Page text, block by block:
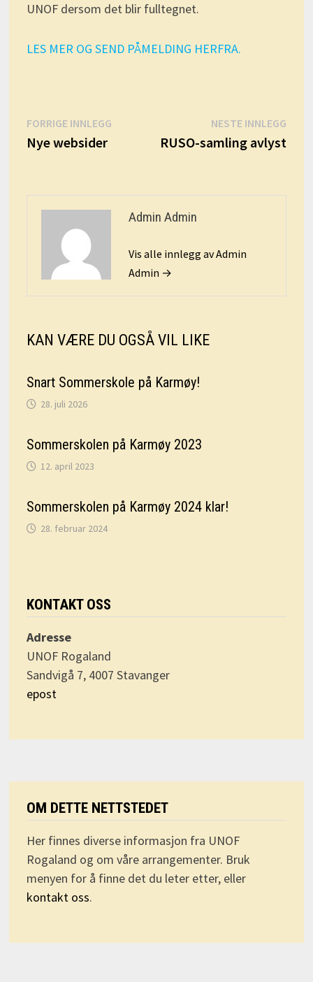
UNOF dersom det blir fulltegnet.
LES MER OG SEND PÅMELDING HERFRA.
Innleggsnavigasjon
FORRIGE INNLEGGForrige
Nye websider
NESTE INNLEGG
RUSO-samling avlyst
Admin Admin
Vis alle innlegg av Admin
Admin →
KAN VÆRE DU OGSÅ VIL LIKE
Snart Sommerskole på Karmøy!
28. juli 2026
Sommerskolen på Karmøy 2023
12. april 2023
Sommerskolen på Karmøy 2024 klar!
28. februar 2024
KONTAKT OSS
Adresse
UNOF Rogaland
Sandvigå 7, 4007 Stavanger
epost
OM DETTE NETTSTEDET
Her finnes diverse informasjon fra UNOF
Rogaland og om våre arrangementer. Bruk
menyen for å finne det du leter etter, eller
kontakt oss.